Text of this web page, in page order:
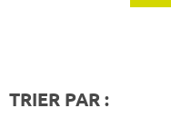
TRIER PAR :